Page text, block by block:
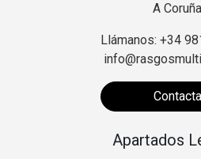
A Coruña
Llámanos: +34
Contacta
Apartados